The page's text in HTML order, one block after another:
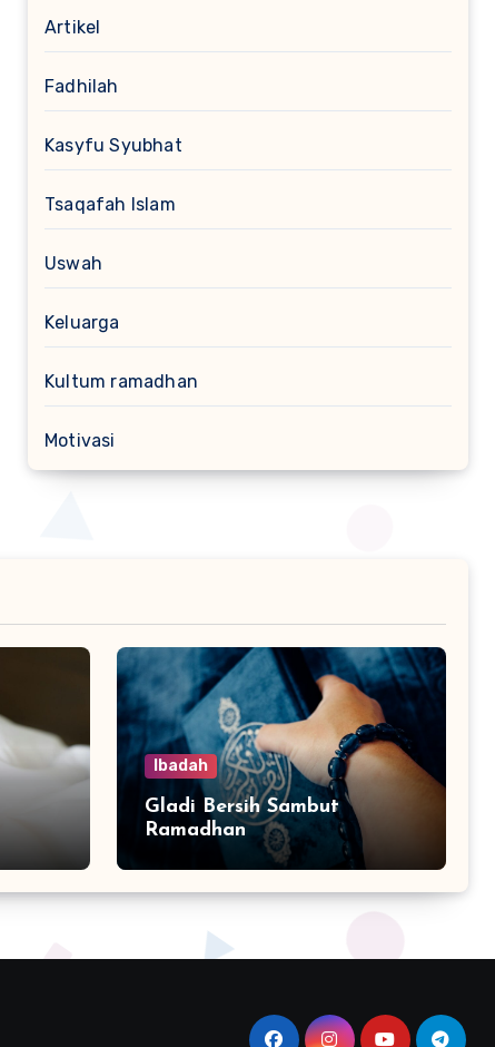
Artikel
Fadhilah
Kasyfu Syubhat
Tsaqafah Islam
Uswah
Keluarga
Kultum ramadhan
Motivasi
Ibadah
Gladi Bersih Sambut
Ramadhan